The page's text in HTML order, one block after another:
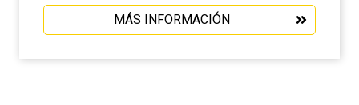
MÁS INFORMACIÓN